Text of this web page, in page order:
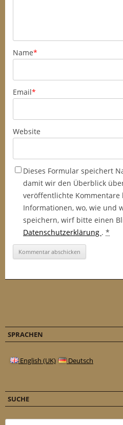
Name*
Email*
Website
Dieses Formular speichert
damit wir den Überblick
veröffentlichte
Informationen, wo, wie und
speichern, wirf bitte einen
Datenschutzerklärung . *
SPRACHEN
English (UK) Deutsch
SUCHE